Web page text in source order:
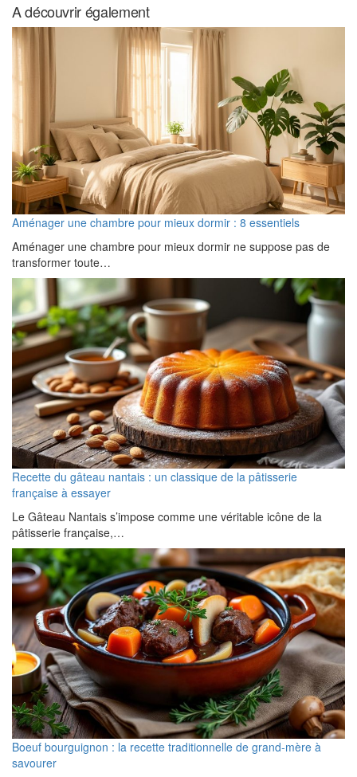
A découvrir également
Aménager une chambre pour mieux dormir : 8 essentiels
Aménager une chambre pour mieux dormir ne suppose pas de
transformer toute…
Recette du gâteau nantais : un classique de la pâtisserie
française à essayer
Le Gâteau Nantais s’impose comme une véritable icône de la
pâtisserie française,…
Boeuf bourguignon : la recette traditionnelle de grand-mère à
savourer